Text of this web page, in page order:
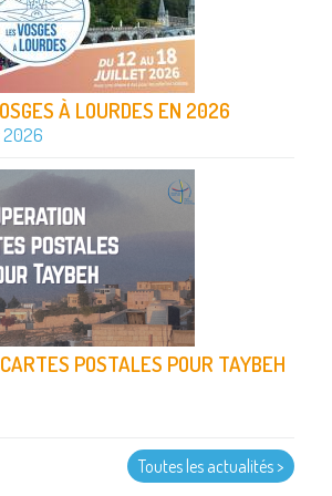
À LOURDES EN 2026
2026
POSTALES POUR TAYBEH
Toutes les actualités >